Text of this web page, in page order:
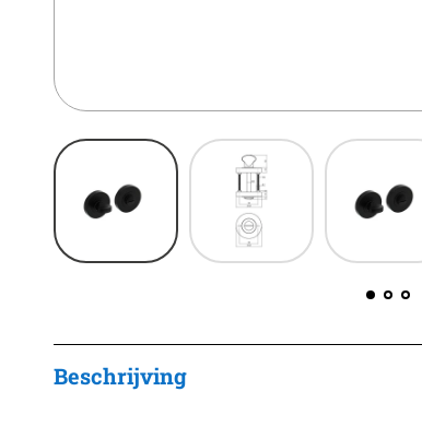
Beschrijving